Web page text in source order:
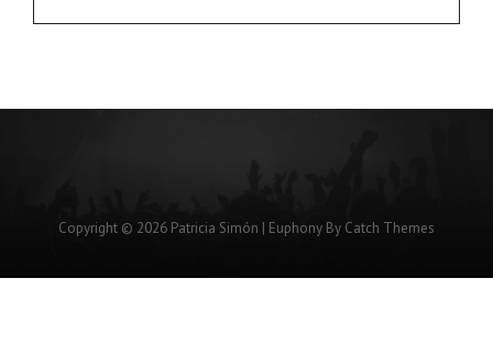
LA
Copyright © 2026 Patricia Simón | Euphony By Catch Themes